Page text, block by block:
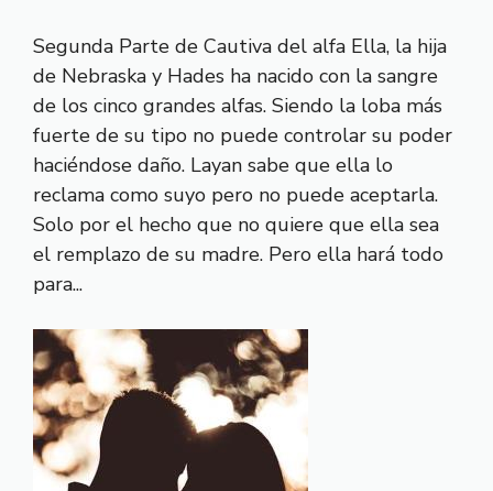
Segunda Parte de Cautiva del alfa Ella, la hija
de Nebraska y Hades ha nacido con la sangre
de los cinco grandes alfas. Siendo la loba más
fuerte de su tipo no puede controlar su poder
haciéndose daño. Layan sabe que ella lo
reclama como suyo pero no puede aceptarla.
Solo por el hecho que no quiere que ella sea
el remplazo de su madre. Pero ella hará todo
para...